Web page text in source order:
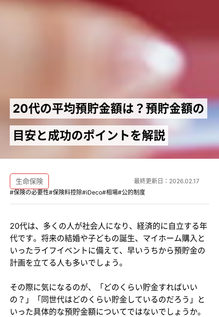
20代の平均預貯金額は？預貯金額の
目安と成功のポイントを解説
生命保険
#保険の必要性#保険料控除#iDeco#相場#公的制度
最終更新日： 2026.02.17
20代は、多くの人が社会人になり、経済的に自立する年
代です。将来の結婚や子どもの誕生、マイホーム購入と
いったライフイベントに備えて、早いうちから預貯金の
計画を立てる人も多いでしょう。
その際に気になるのが、「どのくらい貯金すればいい
の？」「同世代はどのくらい貯金しているのだろう」と
いった具体的な預貯金額についてではないでしょうか。